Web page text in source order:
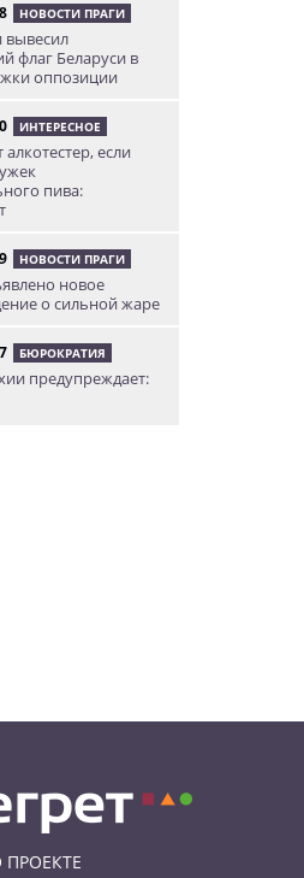
НОВОСТИ ПРАГИ
вывесил
флаг Беларуси в
оппозиции
ИНТЕРЕСНОЕ
если
пива:
НОВОСТИ ПРАГИ
новое
о сильной жаре
БЮРОКРАТИЯ
предупреждает:
ПРОЕКТЕ